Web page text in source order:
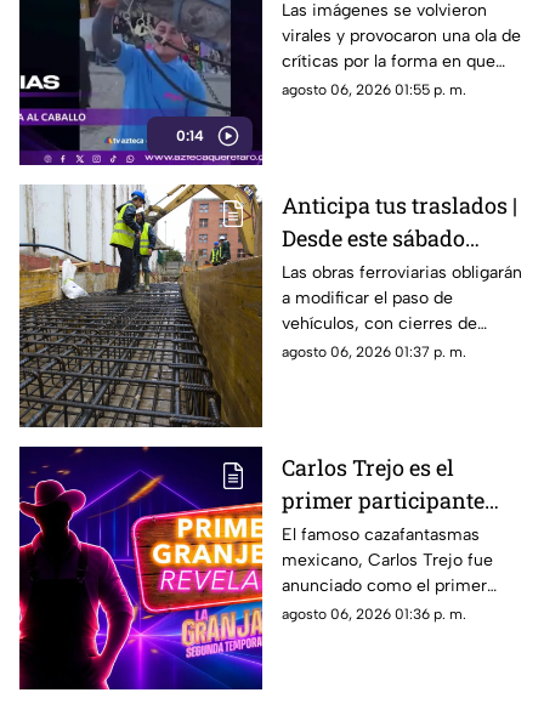
0:14
caballo tras desfile; así
reaccionó el animal
Las imágenes se volvieron
virales y provocaron una ola de
críticas por la forma en que
fue tratado el animal al
agosto 06, 2026 01:55 p. m.
Anticipa tus traslados |
Desde este sábado
cambiará por completo
la circulación en
Bernardo Quintana
Las obras ferroviarias obligarán
a modificar el paso de
vehículos, con cierres de
carriles y circulación en
agosto 06, 2026 01:37 p. m.
Carlos Trejo es el
primer participante
confirmado para la
segunda temporada de
'La Granja VIP’
El famoso cazafantasmas
mexicano, Carlos Trejo fue
anunciado como el primer
granjero oficial del reality show
agosto 06, 2026 01:36 p. m.